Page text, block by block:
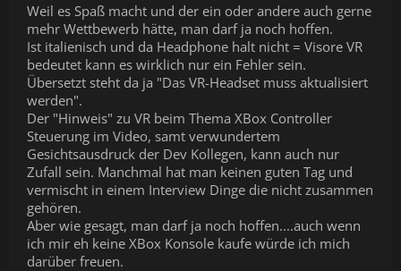
Weil es Spaß macht und der ein oder andere auch gerne
mehr Wettbewerb hätte, man darf ja noch hoffen.
Ist italienisch und da Headphone halt nicht = Visore VR
bedeutet kann es wirklich nur ein Fehler sein.
Übersetzt steht da ja "Das VR-Headset muss aktualisiert
werden".
Der "Hinweis" zu VR beim Thema XBox Controller
Steuerung im Video, samt verwundertem
Gesichtsausdruck der Dev Kollegen, kann auch nur
Zufall sein. Manchmal hat man keinen guten Tag und
vermischt in einem Interview Dinge die nicht zusammen
gehören.
Aber wie gesagt, man darf ja noch hoffen....auch wenn
ich mir eh keine XBox Konsole kaufe würde ich mich
darüber freuen.